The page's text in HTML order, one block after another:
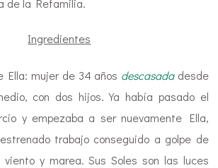
de la Refamilia.
Ingredientes
Ella: mujer de 34 años descasadadesde
con dos hijos. Ya había pasado el
y empezaba a ser nuevamente Ella,
trabajo conseguido a golpe de
y marea. Sus Soles son las luces